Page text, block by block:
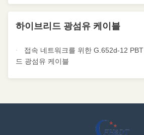
하이브리드 광섬유 케이블
접속 네트워크를 위한 G.652d-12
드 광섬유 케이블